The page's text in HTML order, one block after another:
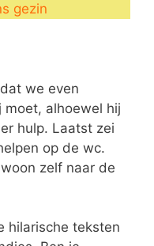
gezin
we even
moet, alhoewel hij
hulp. Laatst zei
op de wc.
zelf naar de
hilarische teksten